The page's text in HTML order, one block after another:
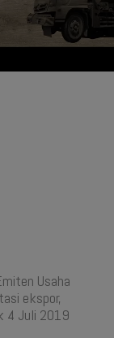
Usaha
ekspor,
4 Juli 2019